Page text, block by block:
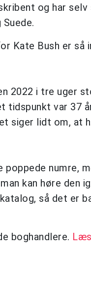
og har
Kate Bush er så
2022 i tre uger
tidspunkt var 37
siger lidt om, at
numre,
kan høre den
så det er
boghandlere.